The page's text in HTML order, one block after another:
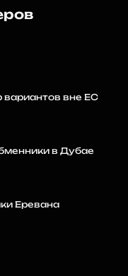
вариантов вне ЕС
в Дубае
Еревана